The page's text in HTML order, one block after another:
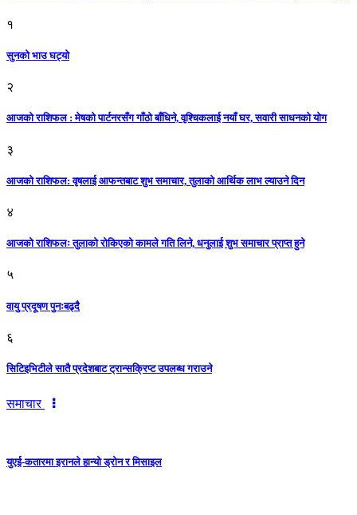
१
सुनको भाउ घट्याे
२
आजको राशिफल : मेषको पार्टनरसँग गाँठो बाँधिने, वृश्चिकलाई नयाँ घर, सवारी साधनकाे याेग
३
आजकाे राशिफल: वृषलाई आफन्तबाट शुभ समाचार, तुलाकाे आर्थिक लाभ ल्याउने दिन
४
आजको राशिफलः तुलाकाे रोकिएको कामले गति लिने, धनुलाई शुभ समाचार प्राप्त हुने
५
वायु प्रदूषण पुनःबढ्दै
६
सिटिइभिटीले सातै प्रदेशबाट ट्रान्सक्रिप्ट उपलब्ध गराउने
समाचार
युएई-कतारमा इरानले हान्यो ड्रोन र मिसाइल